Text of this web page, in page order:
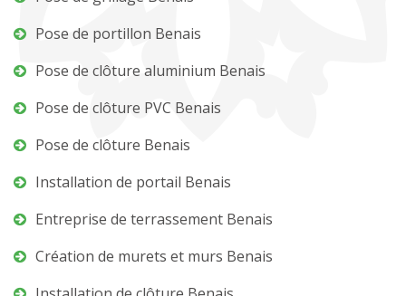
Pose de portillon Benais
Pose de clôture aluminium Benais
Pose de clôture PVC Benais
Pose de clôture Benais
Installation de portail Benais
Entreprise de terrassement Benais
Création de murets et murs Benais